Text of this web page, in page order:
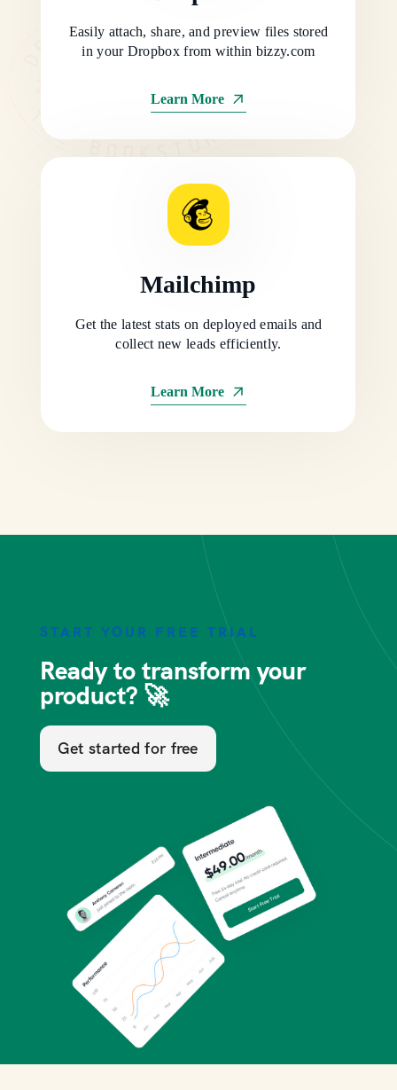
Easily attach, share, and preview files stored
in your Dropbox from within bizzy.com
Learn More
Mailchimp
Get the latest stats on deployed emails and
collect new leads efficiently.
Learn More
START YOUR FREE TRIAL
Ready to transform your
product? 🚀
Get started for free